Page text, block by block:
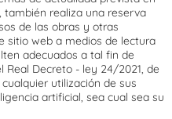
también realiza una reserva
de las obras y otras
sitio web a medios de lectura
adecuados a tal fin de
Real Decreto - ley 24/2021, de
utilización de sus
artificial, sea cual sea su